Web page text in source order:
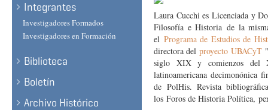
Integrantes
Investigadores Formados
Investigadores en Formación
Biblioteca
Boletín
Archivo Histórico
Laura Cucchi es Licenciada y
Filosofía e Historia de la
el Programa de Estudios de
directora del proyecto UBACyT
siglo XIX y comienzos del
latinoamericana decimonónica
de PolHis. Revista
los Foros de Historia Política,